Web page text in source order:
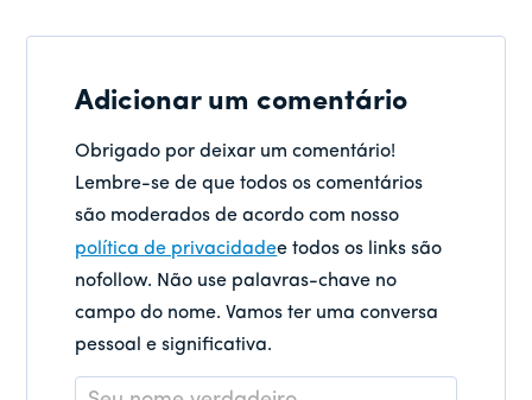
Adicionar um comentário
Obrigado por deixar um comentário!
Lembre-se de que todos os comentários
são moderados de acordo com nosso
política de privacidadee todos os links são
nofollow. Não use palavras-chave no
campo do nome. Vamos ter uma conversa
pessoal e significativa.
Nome